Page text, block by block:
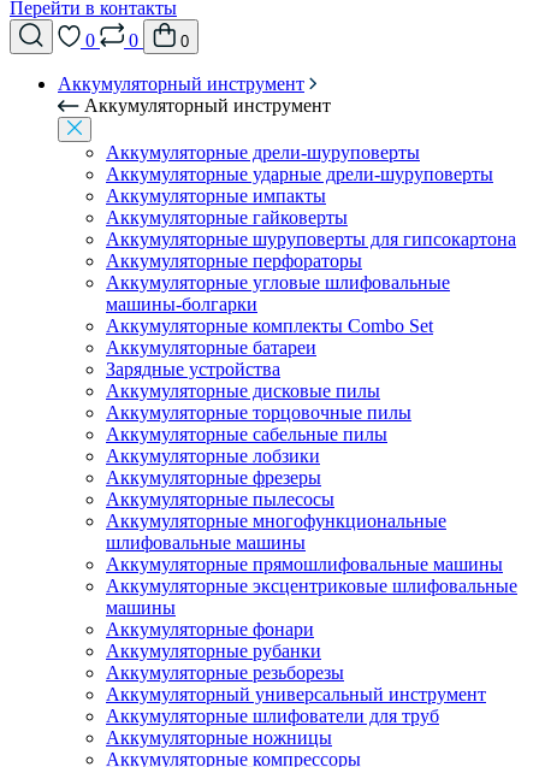
Перейти в контакты
0
0 0
Аккумуляторный инструмент
Аккумуляторный инструмент
Аккумуляторные дрели-шуруповерты
Аккумуляторные ударные дрели-шуруповерты
Аккумуляторные импакты
Аккумуляторные гайковерты
Аккумуляторные шуруповерты для гипсокартона
Аккумуляторные перфораторы
Аккумуляторные угловые шлифовальные
машины-болгарки
Аккумуляторные комплекты Combo Set
Аккумуляторные батареи
Зарядные устройства
Аккумуляторные дисковые пилы
Аккумуляторные торцовочные пилы
Аккумуляторные сабельные пилы
Аккумуляторные лобзики
Аккумуляторные фрезеры
Аккумуляторные пылесосы
Аккумуляторные многофункциональные
шлифовальные машины
Аккумуляторные прямошлифовальные машины
Аккумуляторные эксцентриковые шлифовальные
машины
Аккумуляторные фонари
Аккумуляторные рубанки
Аккумуляторные резьборезы
Аккумуляторный универсальный инструмент
Аккумуляторные шлифователи для труб
Аккумуляторные ножницы
Аккумуляторные компрессоры